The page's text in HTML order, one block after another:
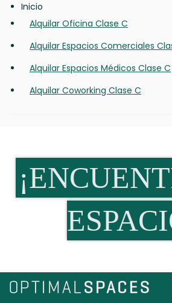
Inicio
Alquilar Oficina Clase C
Alquilar Espacios Comerciales
Alquilar Espacios Médicos Clase C
Alquilar Coworking Clase C